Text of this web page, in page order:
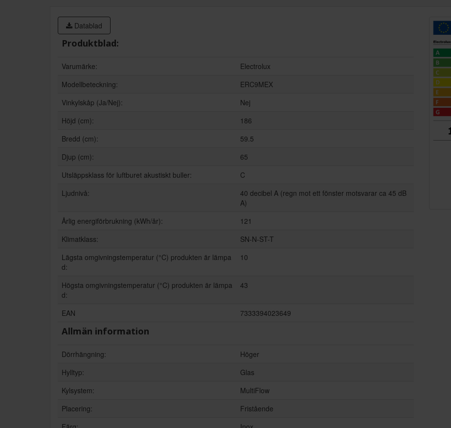
Datablad
Produktblad:
Varumärke:
Electrolux
Modellbeteckning:
ERC9MEX
Vinkylskåp (Ja/Nej):
Nej
Höjd (cm):
186
Bredd (cm):
59.5
Djup (cm):
65
Utsläppsklass för luftburet akustiskt buller:
C
Ljudnivå:
40 decibel A (regn mot ett fönster motsvarar ca 45 dB
A)
Årlig energiförbrukning (kWh/år):
121
Klimatklass:
SN-N-ST-T
Lägsta omgivningstemperatur (°C) produkten är lämpa
d:
10
Högsta omgivningstemperatur (°C) produkten är lämpa
d:
43
EAN 7333394023649
Allmän information
Dörrhängning:
Höger
Hylltyp:
Glas
Kylsystem:
MultiFlow
Placering:
Fristående